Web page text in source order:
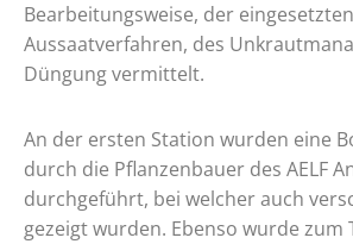
Bearbeitungsweise, der eingesetzten
Aussaatverfahren, des
Düngung vermittelt.
An der ersten Station wurden eine
durch die Pflanzenbauer des AELF
durchgeführt, bei welcher auch
gezeigt wurden. Ebenso wurde zum